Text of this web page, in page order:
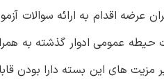
عرضه اقدام به ارائه
های این بسته دارا بودن